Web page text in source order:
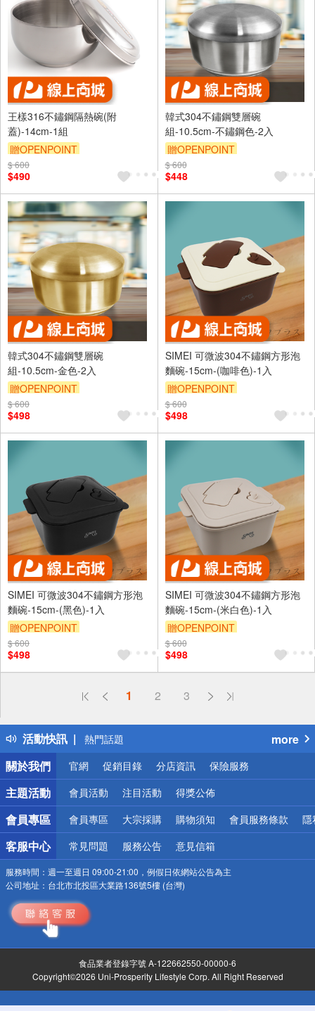
王樣316不鏽鋼隔熱碗(附
蓋)-14cm-1組
贈OPENPOINT
$ 600
$490
韓式304不鏽鋼雙層碗
組-10.5cm-不鏽鋼色-2入
贈OPENPOINT
$ 600
$448
韓式304不鏽鋼雙層碗
組-10.5cm-金色-2入
贈OPENPOINT
$ 600
$498
SIMEI 可微波304不鏽鋼方形泡
麵碗-15cm-(咖啡色)-1入
贈OPENPOINT
$ 600
$498
SIMEI 可微波304不鏽鋼方形泡
麵碗-15cm-(黑色)-1入
贈OPENPOINT
$ 600
$498
SIMEI 可微波304不鏽鋼方形泡
麵碗-15cm-(米白色)-1入
贈OPENPOINT
$ 600
$498
1 2 3
活動快訊
偏遠地區配送
得獎公告
熱門話題
銀行優惠
偏遠地區配送
詐騙網頁！請小心！
more
關於我們
官網 促銷目錄 分店資訊 保險服務
主題活動 會員活動 注目活動 得獎公佈
會員專區 會員專區 大宗採購 購物須知 會員服務條款 隱
客服中心 常見問題 服務公告 意見信箱
服務時間： 週一至週日 09:00-21:00，例假日依網站公告為主
公司地址： 台北市北投區大業路136號5樓 (台灣)
食品業者登錄字號 A-122662550-00000-6
Copyright©2026 Uni-Prosperity Lifestyle Corp. All Right Reserved